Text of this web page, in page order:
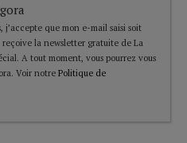
que mon e-mail saisi soit
la newsletter gratuite de La
A tout moment, vous pourrez vous
Voir notre Politique de